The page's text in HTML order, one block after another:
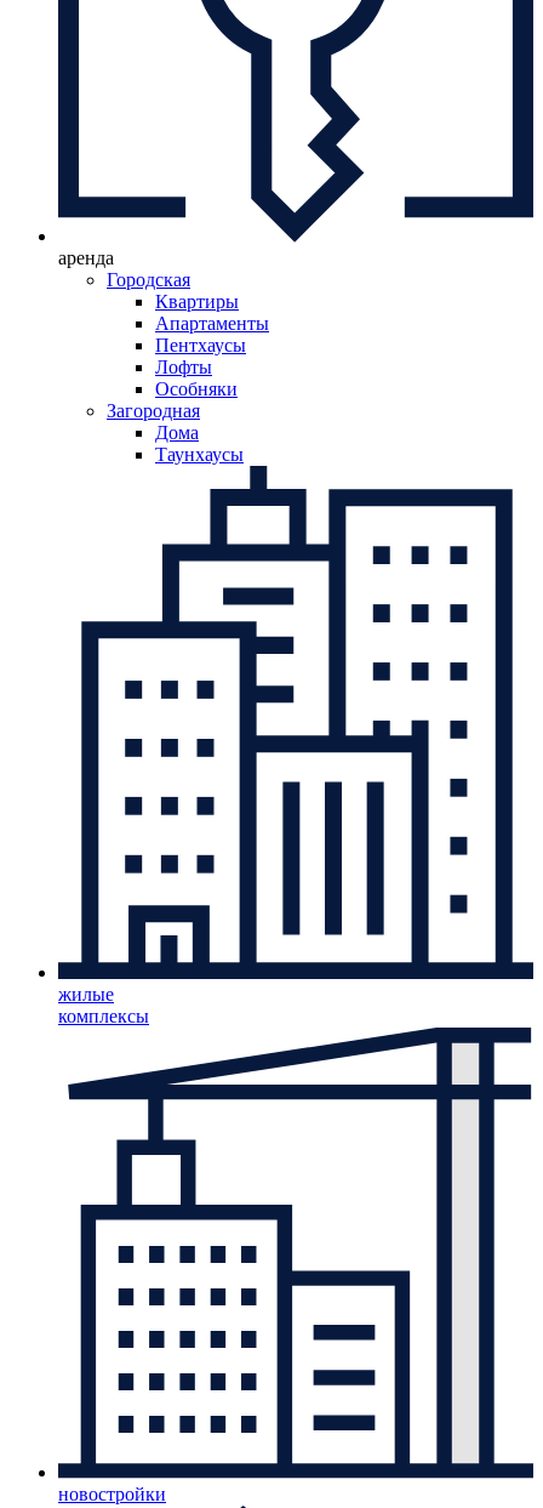
аренда
Городская
Квартиры
Апартаменты
Пентхаусы
Лофты
Особняки
Загородная
Дома
Таунхаусы
жилые
комплексы
новостройки